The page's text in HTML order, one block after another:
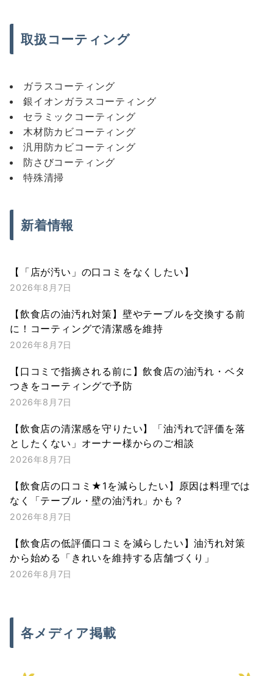
取扱コーティング
ガラスコーティング
銀イオンガラスコーティング
セラミックコーティング
木材防カビコーティング
汎用防カビコーティング
防さびコーティング
特殊清掃
新着情報
【「店が汚い」の口コミをなくしたい】
2026年8月7日
【飲食店の油汚れ対策】壁やテーブルを交換する前
に！コーティングで清潔感を維持
2026年8月7日
【口コミで指摘される前に】飲食店の油汚れ・ベタ
つきをコーティングで予防
2026年8月7日
【飲食店の清潔感を守りたい】「油汚れで評価を落
としたくない」オーナー様からのご相談
2026年8月7日
【飲食店の口コミ★1を減らしたい】原因は料理では
なく「テーブル・壁の油汚れ」かも？
2026年8月7日
【飲食店の低評価口コミを減らしたい】油汚れ対策
から始める「きれいを維持する店舗づくり」
2026年8月7日
各メディア掲載